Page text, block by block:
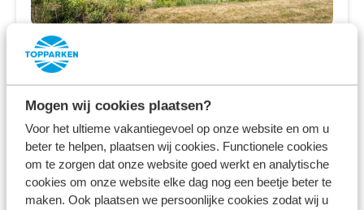
Mogen wij cookies plaatsen?
Voor het ultieme vakantiegevoel op onze website en om u
beter te helpen, plaatsen wij cookies. Functionele cookies
om te zorgen dat onze website goed werkt en analytische
cookies om onze website elke dag nog een beetje beter te
maken. Ook plaatsen we persoonlijke cookies zodat wij u
Recreatiepark Beekbergen
Beekbergen,
8.3 2287 Bewertungen
Mitten in den Wäldern von Gelderland
Ferienhäuser und Villen mit privaten
Wellnesseinrichtungen